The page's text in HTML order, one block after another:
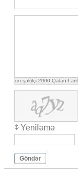
ön şəkilçi 2000 Qalan
Yeniləmə
Göndər